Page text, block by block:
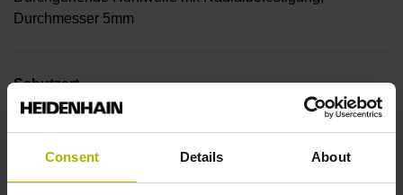
Consent Details About
Durchmesser 5mm
Schutzart
Arbeitstemperatur